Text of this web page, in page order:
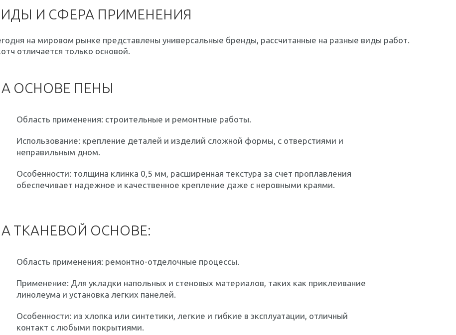
И СФЕРА ПРИМЕНЕНИЯ
на мировом рынке представлены универсальные бренды, рассчитанные на разные виды работ.
отличается только основой.
ОСНОВЕ ПЕНЫ
Область применения: строительные и ремонтные работы.
Использование: крепление деталей и изделий сложной формы, с отверстиями и
неправильным дном.
Особенности: толщина клинка 0,5 мм, расширенная текстура за счет проплавления
обеспечивает надежное и качественное крепление даже с неровными краями.
ТКАНЕВОЙ ОСНОВЕ:
Область применения: ремонтно-отделочные процессы.
Применение: Для укладки напольных и стеновых материалов, таких как приклеивание
линолеума и установка легких панелей.
Особенности: из хлопка или синтетики, легкие и гибкие в эксплуатации, отличный
контакт с любыми покрытиями.